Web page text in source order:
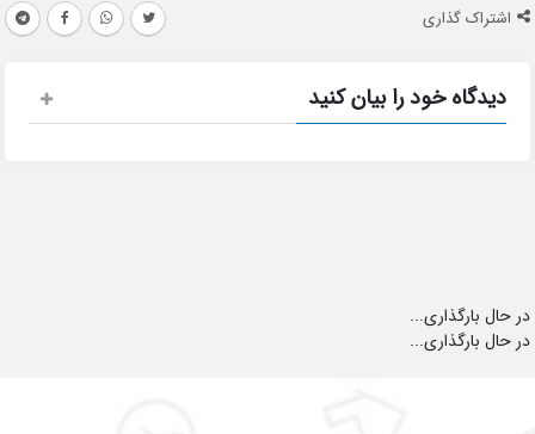
اشتراک گذاری
دیدگاه خود را بیان کنید
در حال بارگذاری...
در حال بارگذاری...